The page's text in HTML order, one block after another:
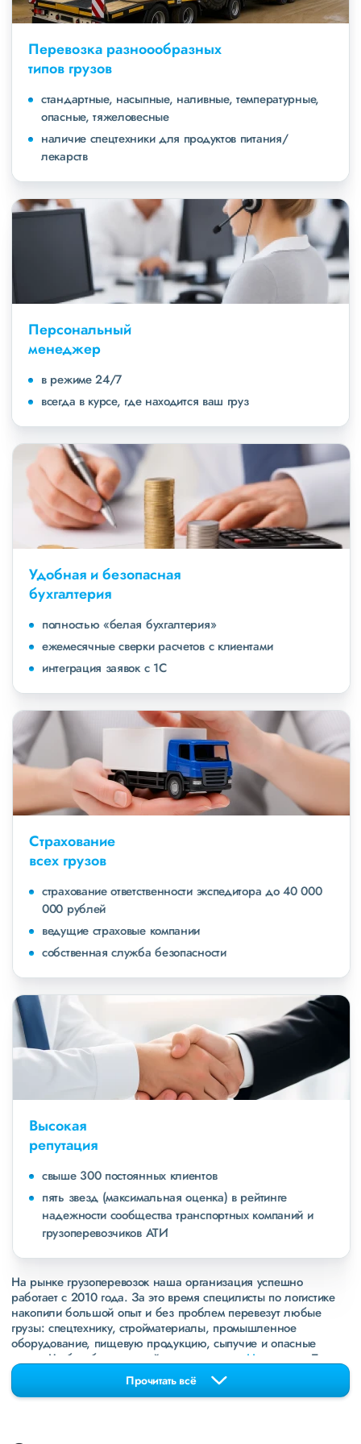
Перевозка разноообразных
типов грузов
стандартные, насыпные, наливные, температурные,
опасные, тяжеловесные
наличие спецтехники для продуктов питания/
лекарств
Персональный
менеджер
в режиме 24/7
всегда в курсе, где находится ваш груз
Удобная и безопасная
бухгалтерия
полностью «белая бухгалтерия»
ежемесячные сверки расчетов с клиентами
интеграция заявок с 1С
Страхование
всех грузов
страхование ответственности экспедитора до 40 000
000 рублей
ведущие страховые компании
собственная служба безопасности
Высокая
репутация
свыше 300 постоянных клиентов
пять звезд (максимальная оценка) в рейтинге
надежности сообщества транспортных компаний и
грузоперевозчиков АТИ
На рынке грузоперевозок наша организация успешно
работает с 2010 года. За это время специлисты по логистике
накопили большой опыт и без проблем перевезут любые
грузы: спецтехнику, стройматериалы, промышленное
оборудование, пищевую продукцию, сыпучие и опасные
грузы. Чтобы убедиться зайдите в раздел
«Наш опыт»
. Там
свежие примеры перевозок, которые обновляются несколько
раз в неделю. Также недавно мы запустили новые
направления вДНРиЛНР. Предоставляем все стандартные
Прочитать всё